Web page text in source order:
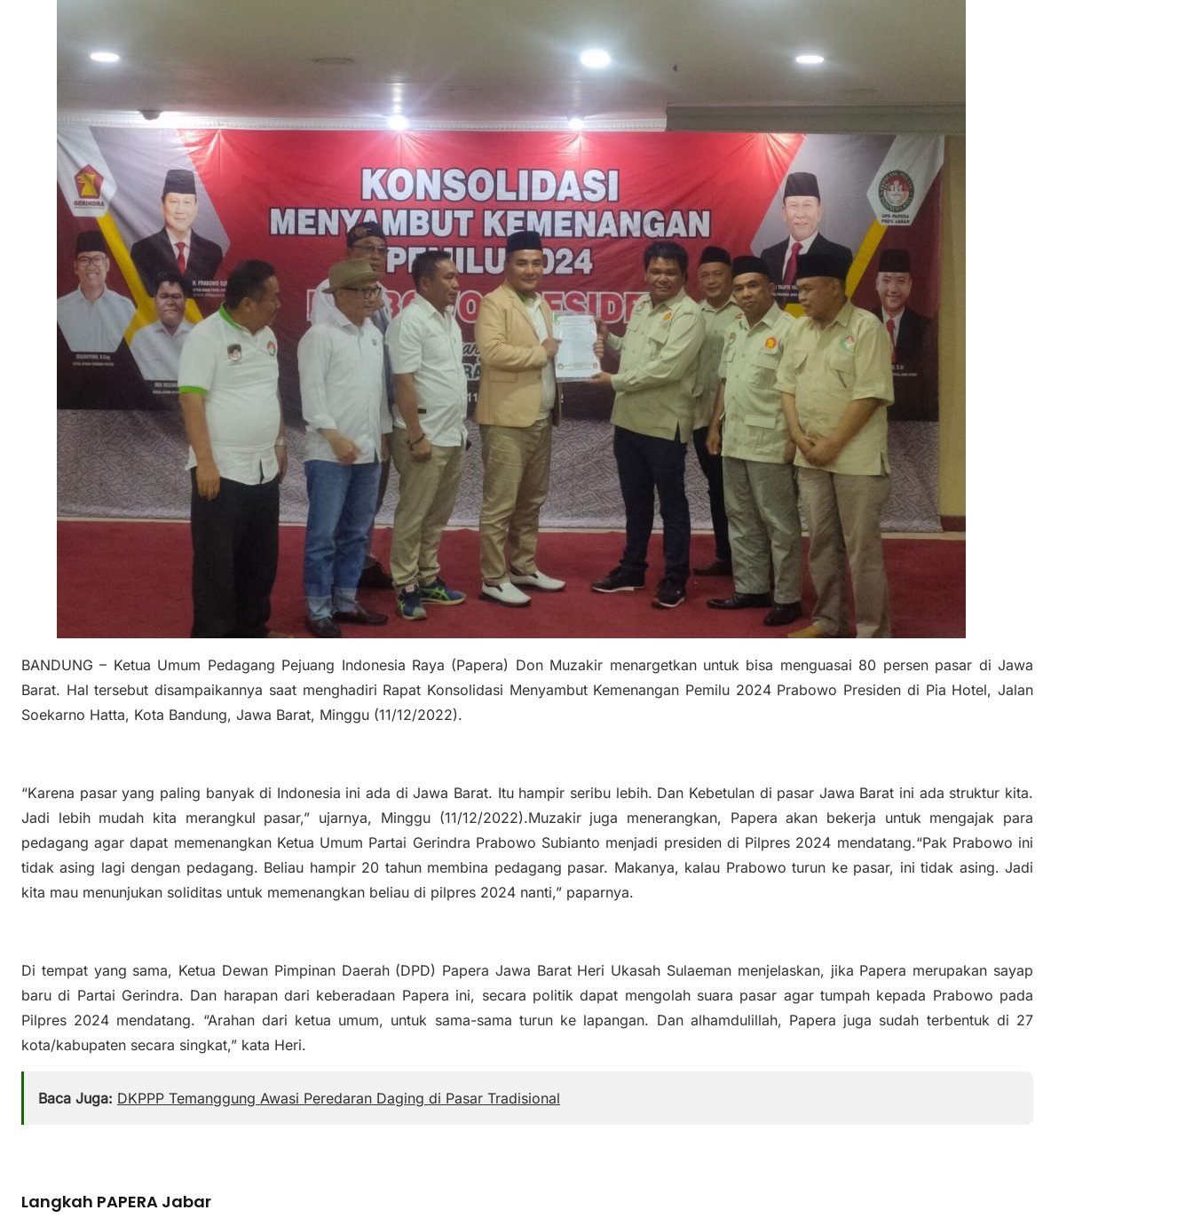
BANDUNG – Ketua Umum Pedagang Pejuang Indonesia Raya (Papera) Don Muzakir menargetkan untuk bisa menguasai 80 persen pasar di Jawa
Barat. Hal tersebut disampaikannya saat menghadiri Rapat Konsolidasi Menyambut Kemenangan Pemilu 2024 Prabowo Presiden di Pia Hotel, Jalan
Soekarno Hatta, Kota Bandung, Jawa Barat, Minggu (11/12/2022).
“Karena pasar yang paling banyak di Indonesia ini ada di Jawa Barat. Itu hampir seribu lebih. Dan Kebetulan di pasar Jawa Barat ini ada struktur kita.
Jadi lebih mudah kita merangkul pasar,” ujarnya, Minggu (11/12/2022).Muzakir juga menerangkan, Papera akan bekerja untuk mengajak para
pedagang agar dapat memenangkan Ketua Umum Partai Gerindra Prabowo Subianto menjadi presiden di Pilpres 2024 mendatang.“Pak Prabowo ini
tidak asing lagi dengan pedagang. Beliau hampir 20 tahun membina pedagang pasar. Makanya, kalau Prabowo turun ke pasar, ini tidak asing. Jadi
kita mau menunjukan soliditas untuk memenangkan beliau di pilpres 2024 nanti,” paparnya.
Di tempat yang sama, Ketua Dewan Pimpinan Daerah (DPD) Papera Jawa Barat Heri Ukasah Sulaeman menjelaskan, jika Papera merupakan sayap
baru di Partai Gerindra. Dan harapan dari keberadaan Papera ini, secara politik dapat mengolah suara pasar agar tumpah kepada Prabowo pada
Pilpres 2024 mendatang. “Arahan dari ketua umum, untuk sama-sama turun ke lapangan. Dan alhamdulillah, Papera juga sudah terbentuk di 27
kota/kabupaten secara singkat,” kata Heri.
Baca Juga: DKPPP Temanggung Awasi Peredaran Daging di Pasar Tradisional
Langkah PAPERA Jabar